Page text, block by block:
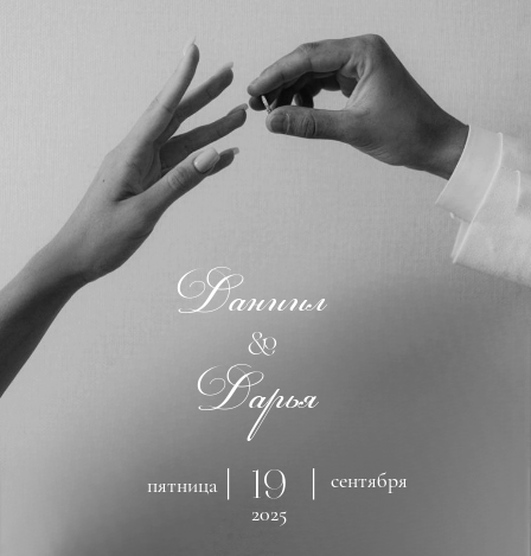
Дарья
&
Даниил
пятница
сентября
2025
| |
19